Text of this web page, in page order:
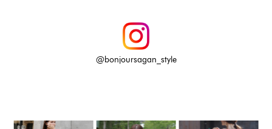
@bonjoursagan_style